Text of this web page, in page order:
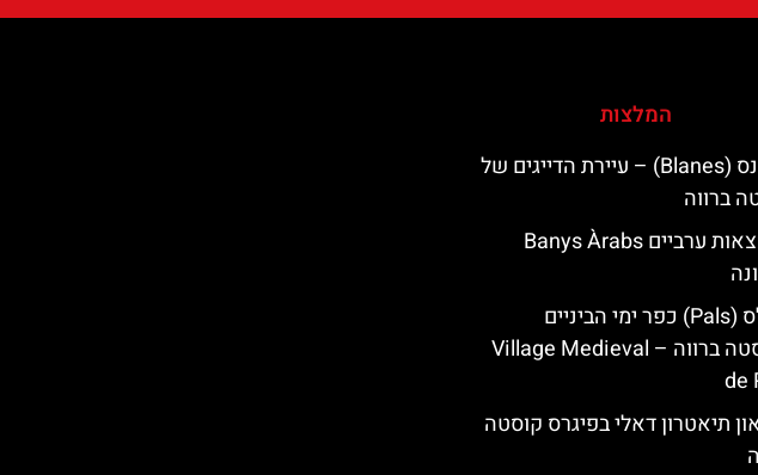
המלצות
בלאנס (Blanes) – עיירת הדייגים של
ברווה
מרחצאות ערביים Banys Àrabs
פאלס (Pals) כפר ימי הביניים
בקוסטה ברווה – ‪‪Village Medieval
de
תיאטרון דאלי בפיגרס קוסטה